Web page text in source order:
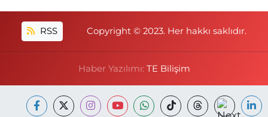
RSS Copyright © 2023. Her hakkı saklıdır.
Haber Yazılımı: TE Bilişim